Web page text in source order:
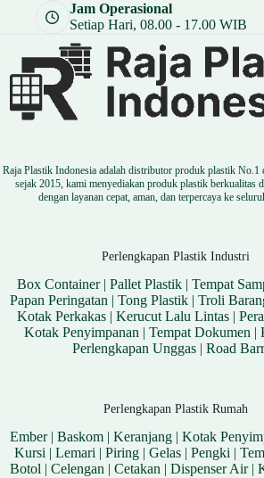
Jam Operasional
Setiap Hari, 08.00 - 17.00 WIB
Raja Plastik Indonesia adalah distributor produk plastik
sejak 2015, kami menyediakan produk plastik berkualitas
dengan layanan cepat, aman, dan terpercaya ke
Perlengkapan Plastik Industri
Box Container| Pallet Plastik| Tempat
Papan Peringatan |Tong Plastik |Troli
Kotak Perkakas| Kerucut Lalu Lintas|
Kotak Penyimpanan | Tempat Dokumen |
Perlengkapan Unggas |Road
Perlengkapan Plastik Rumah
Ember|Baskom |Keranjang |Kotak
Kursi |Lemari |Piring |Gelas |Pengki |
Botol |Celengan |Cetakan |Dispenser Air|